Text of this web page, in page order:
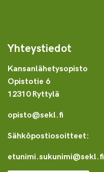
Yhteystiedot
Kansanlähetysopisto
Opistotie 6
12310 Ryttylä
opisto@sekl.fi
Sähköpostiosoitteet:
etunimi.sukunimi@sekl.fi